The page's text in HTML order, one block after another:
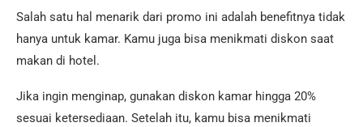
Salah satu hal menarik dari promo ini adalah benefitnya tidak
hanya untuk kamar. Kamu juga bisa menikmati diskon saat
makan di hotel.
Jika ingin menginap, gunakan diskon kamar hingga 20%
sesuai ketersediaan. Setelah itu, kamu bisa menikmati